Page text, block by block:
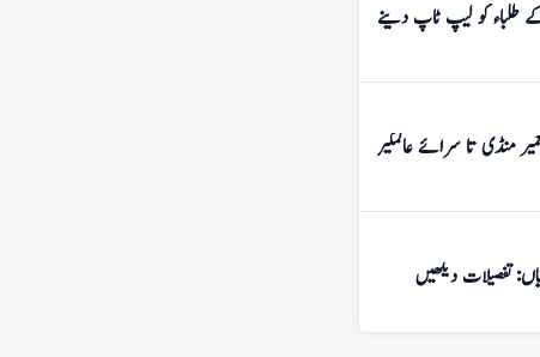
کے طلباء کو لیپ ٹاپ دینے
منڈی تا سرائے عالمگیر
تفصیلات دیکھیں